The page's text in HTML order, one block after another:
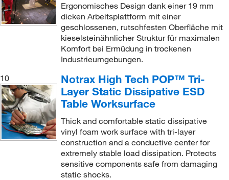
Ergonomisches Design dank einer 19 mm
dicken Arbeitsplattform mit einer
geschlossenen, rutschfesten Oberfläche mit
kieselsteinähnlicher Struktur für maximalen
Komfort bei Ermüdung in trockenen
Industrieumgebungen.
10
Notrax High Tech POP™ Tri-
Layer Static Dissipative ESD
Table Worksurface
Thick and comfortable static dissipative
vinyl foam work surface with tri-layer
construction and a conductive center for
extremely stable load dissipation. Protects
sensitive components safe from damaging
static shocks.